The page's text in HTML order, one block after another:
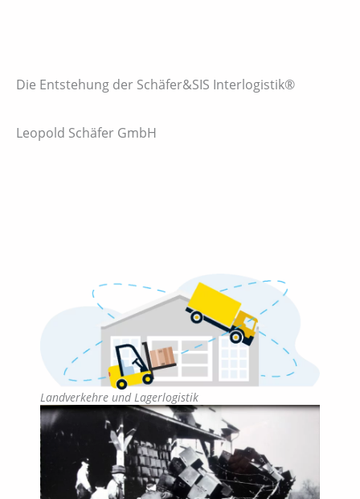
Die Entstehung der Schäfer&SIS Interlogistik®
Leopold Schäfer GmbH
Landverkehre und Lagerlogistik